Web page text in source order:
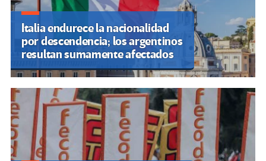
Italia endurece la nacionalidad
por descendencia; los argentinos
resultan sumamente afectados